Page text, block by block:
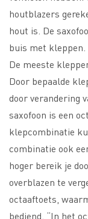
houtblazers
hout is. De
buis met kleppen.
De meeste
Door bepaalde
door verandering
saxofoon is een
klepcombinatie
combinatie ook
hoger bereik je
overblazen te
octaaftoets,
bediend. “In het